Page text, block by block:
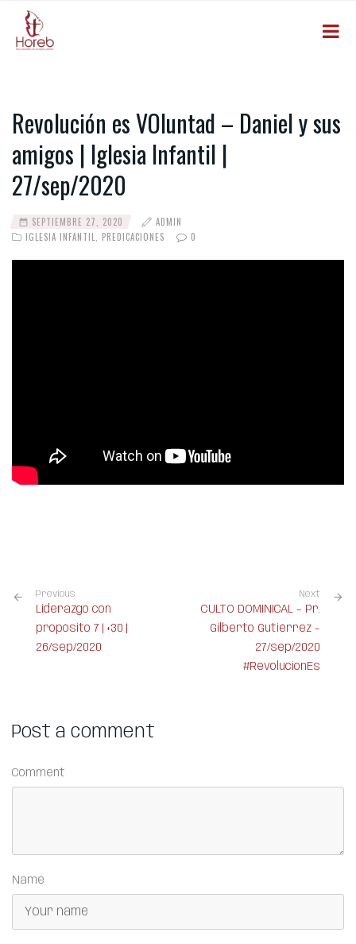
Revolución es VOluntad – Daniel y sus
amigos | Iglesia Infantil |
27/sep/2020
SEPTIEMBRE 27, 2020
ADMIN
IGLESIA INFANTIL
PREDICACIONES 0
Previous
Liderazgo con
propósito 7 | +30 |
26/sep/2020
Next
CULTO DOMINICAL – Pr.
Gilberto Gutiérrez –
27/sep/2020
#RevolucionEs
Post a comment
Comment
Name